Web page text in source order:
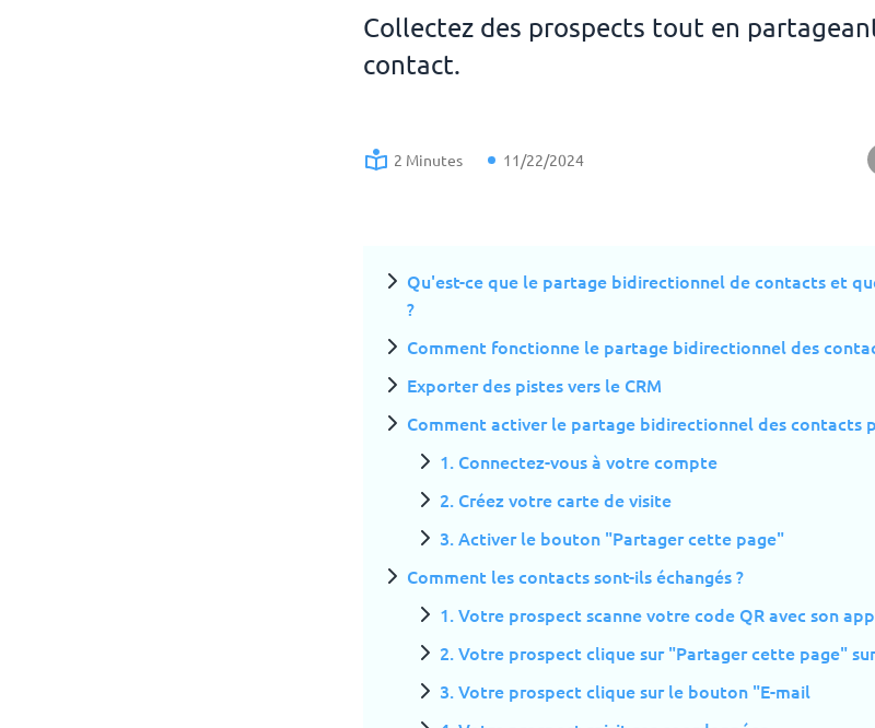
Collectez des prospects tout en
contact.
2 Minutes 11/22/2024
Qu'est-ce que le partage bidirectionnel de contacts et
?
Comment fonctionne le partage bidirectionnel des
Exporter des pistes vers le CRM
Comment activer le partage bidirectionnel des contacts
1. Connectez-vous à votre compte
2. Créez votre carte de visite
3. Activer le bouton "Partager cette page"
Comment les contacts sont-ils échangés ?
1. Votre prospect scanne votre code QR avec son
2. Votre prospect clique sur "Partager cette page"
3. Votre prospect clique sur le bouton "E-mail